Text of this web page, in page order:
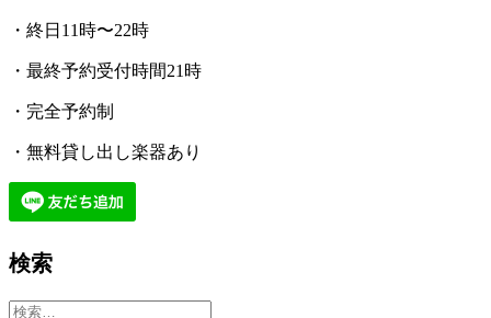
・終日11時〜22時
・最終予約受付時間21時
・完全予約制
・無料貸し出し楽器あり
検索
検